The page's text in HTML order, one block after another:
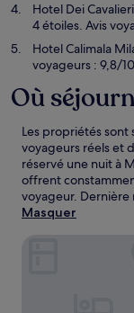
Hotel Dei
4 étoiles. Avis
Hotel Calimala
voyageurs : 9,8/
Où
Les propriétés sont
voyageurs réels et
réservé une nuit à
offrent
voyageur. Dernière
Masquer